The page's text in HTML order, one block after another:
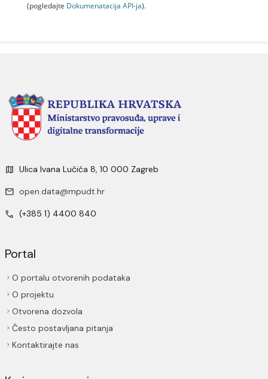
(pogledajte Dokumenаtаcijа API-jа).